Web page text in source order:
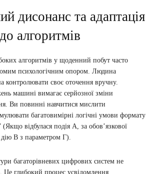
дисонанс та адаптація
алгоритмів
алгоритмів у щоденний побут часто
психологічним опором. Людина
контролювати своє оточення вручну.
машині вимагає серйозної зміни
Ви повинні навчитися мислити
багатовимірні логічні умови формату
відбулася подія А, за обов’язкової
В з параметром Г).
багаторівневих цифрових систем не
Це глибокий процес усвідомлення